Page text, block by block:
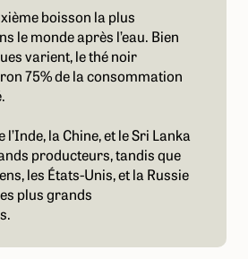
boisson la plus
le monde après l’eau. Bien
varient, le thé noir
75% de la consommation
l’Inde, la Chine, et le Sri Lanka
producteurs, tandis que
les États-Unis, et la Russie
plus grands